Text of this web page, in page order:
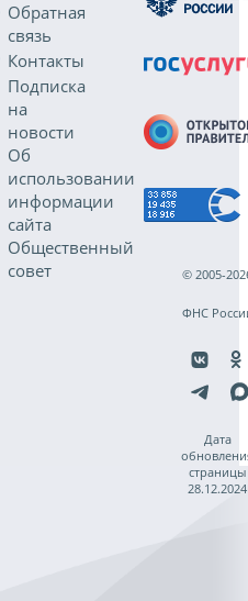
Обратная
связь
Контакты
Подписка
на
новости
Об
использовании
информации
сайта
Общественный
совет
© 2005-
ФНС
Дата
страницы
28.12.2024